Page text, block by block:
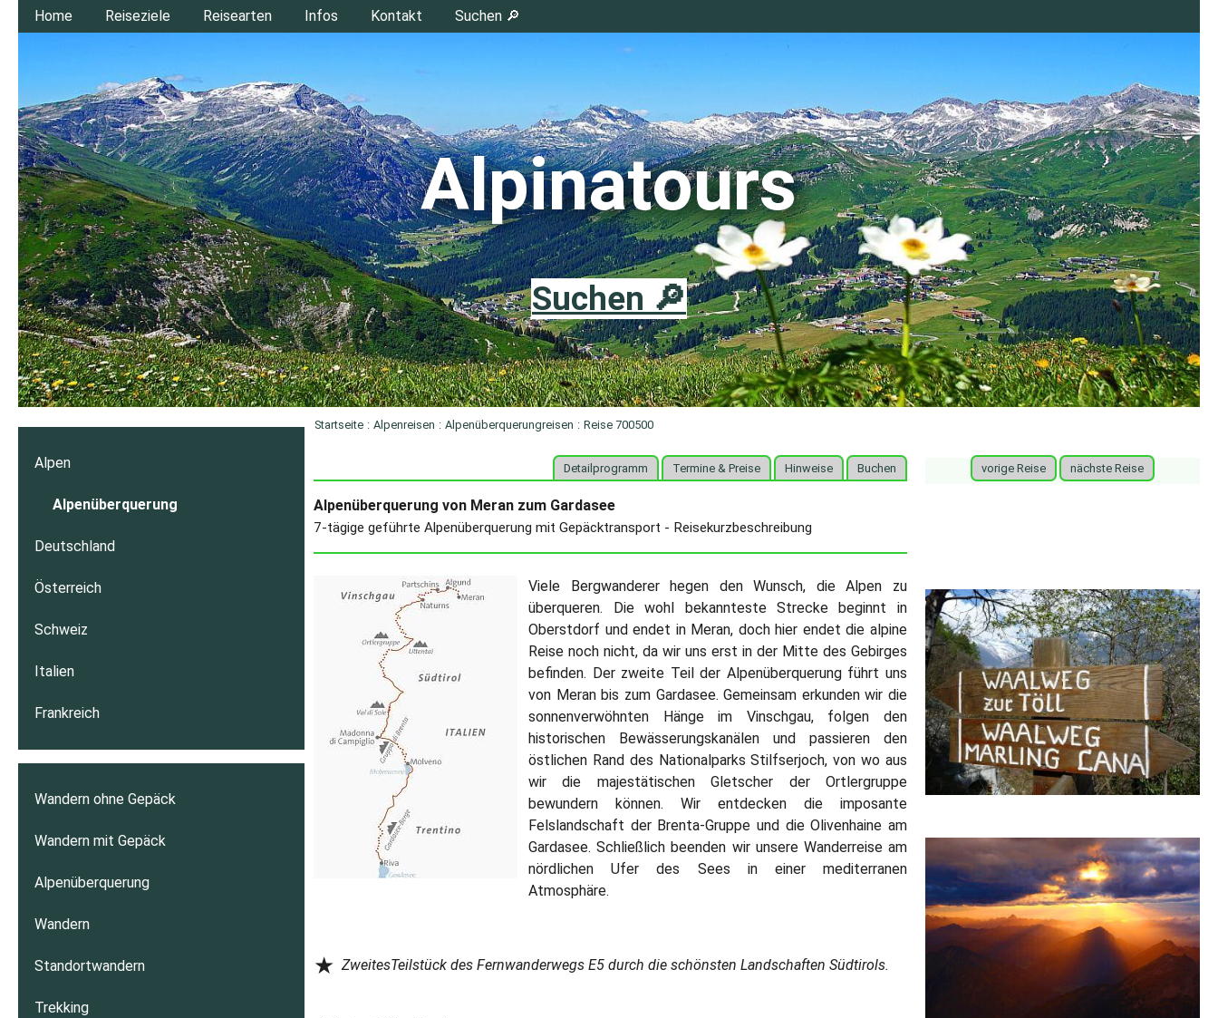
Home Reiseziele Reisearten Infos Kontakt Suchen 🔎
Suchen 🔎
Alpinatours
Startseite : Alpenreisen : Alpenüberquerungreisen : Reise 700500
Detailprogramm Termine & Preise Hinweise Buchen
Alpenüberquerung von Meran zum Gardasee
7-tägige geführte Alpenüberquerung mit Gepäcktransport - Reisekurzbeschreibung
Viele Bergwanderer hegen den Wunsch, die Alpen zu
überqueren. Die wohl bekannteste Strecke beginnt in
Oberstdorf und endet in Meran, doch hier endet die alpine
Reise noch nicht, da wir uns erst in der Mitte des Gebirges
befinden. Der zweite Teil der Alpenüberquerung führt uns
von Meran bis zum Gardasee. Gemeinsam erkunden wir die
sonnenverwöhnten Hänge im Vinschgau, folgen den
historischen Bewässerungskanälen und passieren den
östlichen Rand des Nationalparks Stilfserjoch, von wo aus
wir die majestätischen Gletscher der Ortlergruppe
bewundern können. Wir entdecken die imposante
Felslandschaft der Brenta-Gruppe und die Olivenhaine am
Gardasee. Schließlich beenden wir unsere Wanderreise am
nördlichen Ufer des Sees in einer mediterranen
Atmosphäre.
★ ZweitesTeilstück des Fernwanderwegs E5 durch die schönsten Landschaften Südtirols.
Alpen
Alpenüberquerung
Deutschland
Österreich
Schweiz
Italien
Frankreich
Wandern ohne Gepäck
Wandern mit Gepäck
Alpenüberquerung
Wandern
Standortwandern
Trekking
vorige Reise nächste Reise